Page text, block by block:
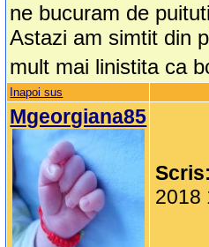
ne bucuram de
Astazi am simtit din
mult mai linistita ca
Inapoi sus
Mgeorgiana85
2018